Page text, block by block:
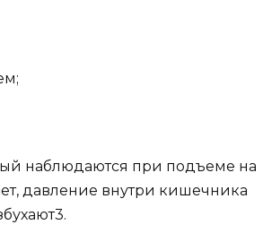
наблюдаются при подъеме на
давление внутри кишечника